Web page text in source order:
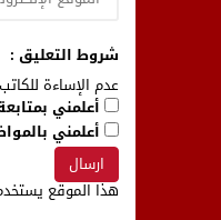
شروط التعليق :
عدم الإساءة
أعلمني
أعلمني
هذا الموقع